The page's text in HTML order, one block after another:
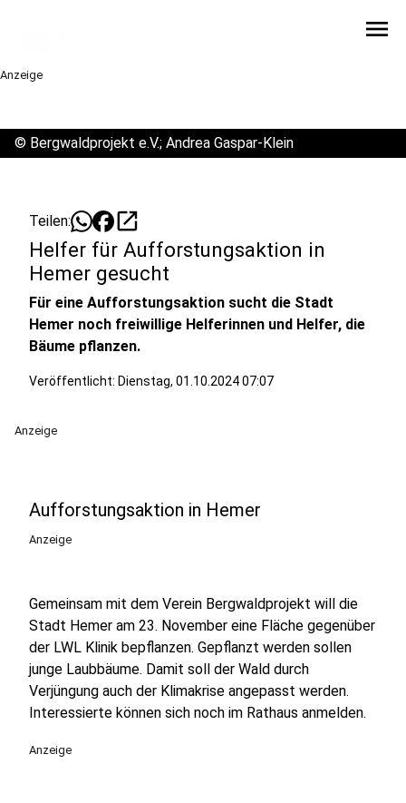
menu
Anzeige
© Bergwaldprojekt e.V.; Andrea Gaspar-Klein
Teilen: open_in_new
Helfer für Aufforstungsaktion in
Hemer gesucht
Für eine Aufforstungsaktion sucht die Stadt
Hemer noch freiwillige Helferinnen und Helfer, die
Bäume pflanzen.
Veröffentlicht: Dienstag, 01.10.2024 07:07
Anzeige
Aufforstungsaktion in Hemer
Anzeige
Gemeinsam mit dem Verein Bergwaldprojekt will die
Stadt Hemer am 23. November eine Fläche gegenüber
der LWL Klinik bepflanzen. Gepflanzt werden sollen
junge Laubbäume. Damit soll der Wald durch
Verjüngung auch der Klimakrise angepasst werden.
Interessierte können sich noch im Rathaus anmelden.
Anzeige